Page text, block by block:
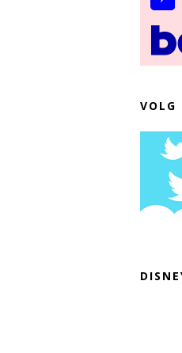
VOLG